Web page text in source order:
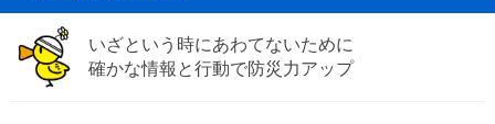
いざという時にあわてないために
確かな情報と行動で防災力アップ